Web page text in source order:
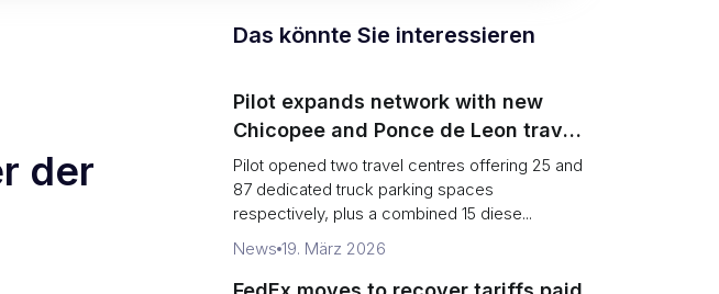
der
Das könnte Sie interessieren
Pilot expands network with new
Chicopee and Ponce de Leon travel
centres
Pilot opened two travel centres offering 25 and
87 dedicated truck parking spaces
respectively, plus a combined 15 diese...
News 19. März 2026